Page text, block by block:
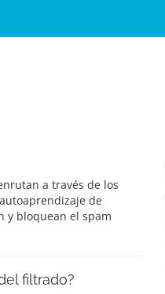
a través de los
de
y bloquean el spam
filtrado?